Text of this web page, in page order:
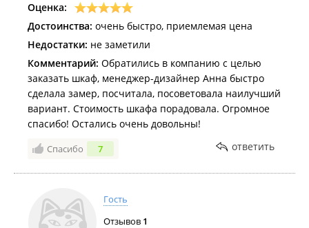
Оценка:
Достоинства: очень быстро, приемлемая цена
Недостатки: не заметили
Комментарий: Обратились в компанию с целью
заказать шкаф, менеджер-дизайнер Анна быстро
сделала замер, посчитала, посоветовала наилучший
вариант. Стоимость шкафа порадовала. Огромное
спасибо! Остались очень довольны!
Спасибо 7 ответить
Гость
Отзывов 1